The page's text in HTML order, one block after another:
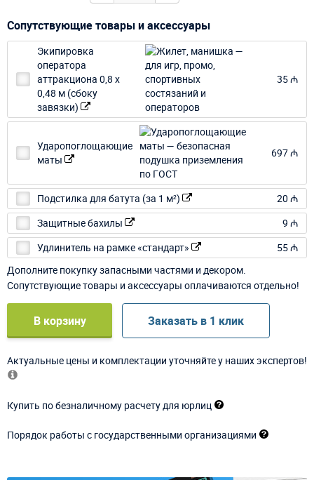
Сопутствующие товары и аксессуары
Экипировка
оператора
аттракциона 0,8 х
0,48 м (сбоку
завязки)
35 ₼
Ударопоглощающие
маты
697 ₼
Подстилка для батута (за 1 м²)
20 ₼
Защитные бахилы
9 ₼
Удлинитель на рамке «стандарт»
55 ₼
Дополните покупку запасными частями и декором.
Сопутствующие товары и аксессуары оплачиваются отдельно!
В корзину Заказать в 1 клик
Актуальные цены и комплектации уточняйте у наших экспертов!
Купить по безналичному расчету для юрлиц
Порядок работы с государственными организациями